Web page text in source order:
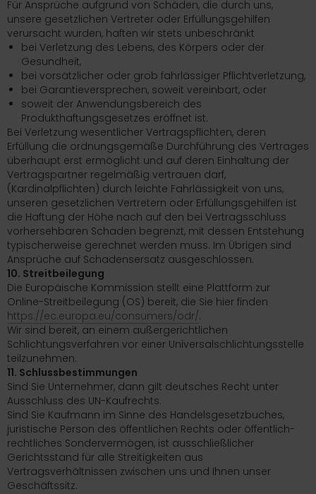
Für Ansprüche aufgrund von Schäden, die durch uns,
unsere gesetzlichen Vertreter oder Erfüllungsgehilfen
verursacht wurden, haften wir stets unbeschränkt
bei Verletzung des Lebens, des Körpers oder der
Gesundheit,
bei vorsätzlicher oder grob fahrlässiger Pflichtverletzung,
bei Garantieversprechen, soweit vereinbart, oder
soweit der Anwendungsbereich des
Produkthaftungsgesetzes eröffnet ist.
Bei Verletzung wesentlicher Vertragspflichten, deren
Erfüllung die ordnungsgemäße Durchführung des Vertrages
überhaupt erst ermöglicht und auf deren Einhaltung der
Vertragspartner regelmäßig vertrauen darf,
(Kardinalpflichten) durch leichte Fahrlässigkeit von uns,
unseren gesetzlichen Vertretern oder Erfüllungsgehilfen ist
die Haftung der Höhe nach auf den bei Vertragsschluss
vorhersehbaren Schaden begrenzt, mit dessen Entstehung
typischerweise gerechnet werden muss. Im Übrigen sind
Ansprüche auf Schadensersatz ausgeschlossen.
10. Streitbeilegung
Die Europäische Kommission stellt eine Plattform zur
Online-Streitbeilegung (OS) bereit, die Sie hier finden
https://ec.europa.eu/consumers/odr/.
Wir sind bereit, an einem außergerichtlichen
Schlichtungsverfahren vor einer Universalschlichtungsstelle
teilzunehmen.
11. Schlussbestimmungen
Sind Sie Unternehmer, dann gilt deutsches Recht unter
Ausschluss des UN-Kaufrechts.
Sind Sie Kaufmann im Sinne des Handelsgesetzbuches,
juristische Person des öffentlichen Rechts oder öffentlich-
rechtliches Sondervermögen, ist ausschließlicher
Gerichtsstand für alle Streitigkeiten aus
Vertragsverhältnissen zwischen uns und Ihnen unser
Geschäftssitz.